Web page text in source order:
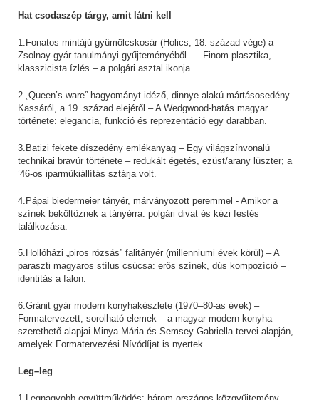
Hat csodaszép tárgy, amit látni kell
1.Fonatos mintájú gyümölcskosár (Holics, 18. század vége) a
Zsolnay-gyár tanulmányi gyűjteményéből. – Finom plasztika,
klasszicista ízlés – a polgári asztal ikonja.
2.„Queen’s ware” hagyományt idéző, dinnye alakú mártásosedény
Kassáról, a 19. század elejéről – A Wedgwood-hatás magyar
története: elegancia, funkció és reprezentáció egy darabban.
3.Batizi fekete díszedény emlékanyag – Egy világszínvonalú
technikai bravúr története – redukált égetés, ezüst/arany lüszter; a
’46-os iparműkiállítás sztárja volt.
4.Pápai biedermeier tányér, márványozott peremmel - Amikor a
színek beköltöznek a tányérra: polgári divat és kézi festés
találkozása.
5.Hollóházi „piros rózsás” falitányér (millenniumi évek körül) – A
paraszti magyaros stílus csúcsa: erős színek, dús kompozíció –
identitás a falon.
6.Gránit gyár modern konyhakészlete (1970–80-as évek) –
Formatervezett, sorolható elemek – a magyar modern konyha
szerethető alapjai Minya Mária és Semsey Gabriella tervei alapján,
amelyek Formatervezési Nívódíjat is nyertek.
Leg–leg